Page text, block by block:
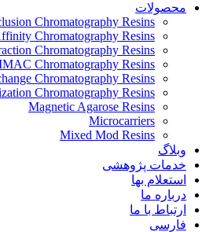
محصولات
Chromatography Resins
Chromatography Resins
Chromatography Resins
Chromatography Resins
Chromatography Resins
Chromatography Resins
Magnetic Agarose Resins
Microcarriers
Mixed Mod Resins
وبلاگ
خدمات پژوهشی
استعلام بها
درباره ما
ارتباط با ما
فارسی